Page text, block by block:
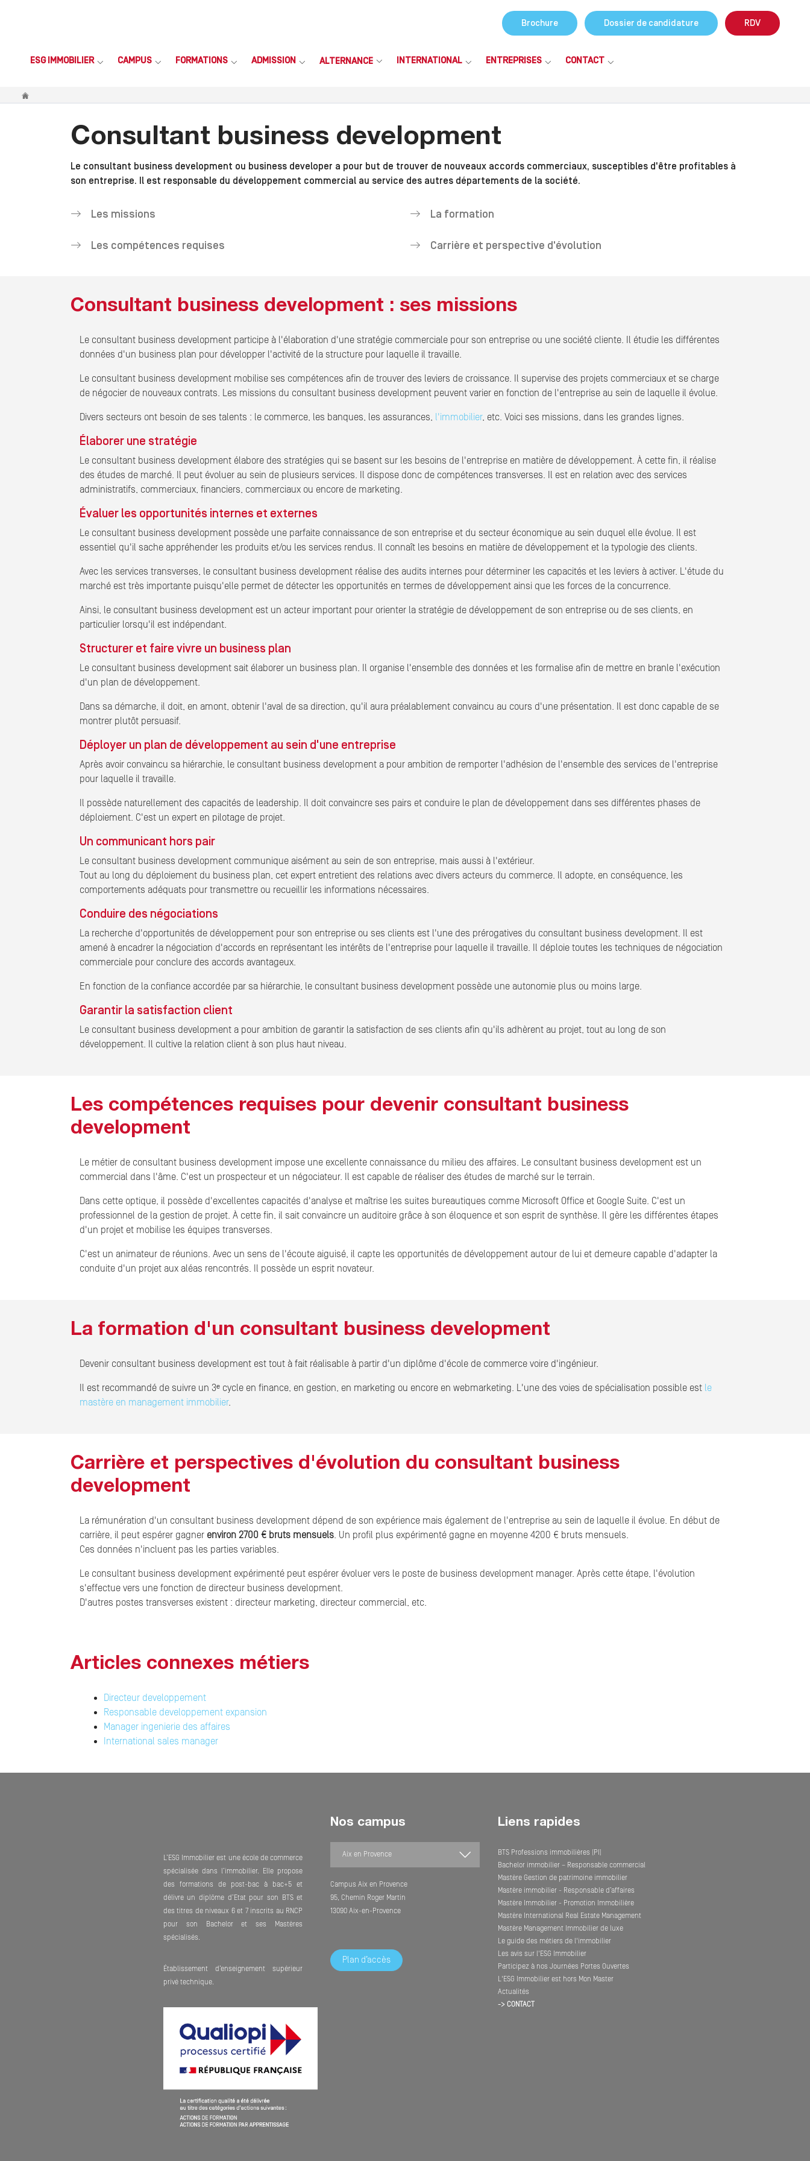
Brochure Dossier de candidature RDV
ESG IMMOBILIER CAMPUS FORMATIONS ADMISSION ALTERNANCE INTERNATIONAL ENTREPRISES CONTACT
Vous êtes ici
Consultant business development
Le consultant business development ou business developer a pour but de trouver de nouveaux accords commerciaux, susceptibles d'être profitables à
son entreprise. Il est responsable du développement commercial au service des autres départements de la société.
Les missions
Les compétences requises
La formation
Carrière et perspective d'évolution
Consultant business development : ses missions
Le consultant business development participe à l'élaboration d'une stratégie commerciale pour son entreprise ou une société cliente. Il étudie les différentes
données d'un business plan pour développer l'activité de la structure pour laquelle il travaille.
Le consultant business development mobilise ses compétences afin de trouver des leviers de croissance. Il supervise des projets commerciaux et se charge
de négocier de nouveaux contrats. Les missions du consultant business development peuvent varier en fonction de l'entreprise au sein de laquelle il évolue.
Divers secteurs ont besoin de ses talents : le commerce, les banques, les assurances, l'immobilier, etc. Voici ses missions, dans les grandes lignes.
Élaborer une stratégie
Le consultant business development élabore des stratégies qui se basent sur les besoins de l'entreprise en matière de développement. À cette fin, il réalise
des études de marché. Il peut évoluer au sein de plusieurs services. Il dispose donc de compétences transverses. Il est en relation avec des services
administratifs, commerciaux, financiers, commerciaux ou encore de marketing.
Évaluer les opportunités internes et externes
Le consultant business development possède une parfaite connaissance de son entreprise et du secteur économique au sein duquel elle évolue. Il est
essentiel qu'il sache appréhender les produits et/ou les services rendus. Il connaît les besoins en matière de développement et la typologie des clients.
Avec les services transverses, le consultant business development réalise des audits internes pour déterminer les capacités et les leviers à activer. L'étude du
marché est très importante puisqu'elle permet de détecter les opportunités en termes de développement ainsi que les forces de la concurrence.
Ainsi, le consultant business development est un acteur important pour orienter la stratégie de développement de son entreprise ou de ses clients, en
particulier lorsqu'il est indépendant.
Structurer et faire vivre un business plan
Le consultant business development sait élaborer un business plan. Il organise l'ensemble des données et les formalise afin de mettre en branle l'exécution
d'un plan de développement.
Dans sa démarche, il doit, en amont, obtenir l'aval de sa direction, qu'il aura préalablement convaincu au cours d'une présentation. Il est donc capable de se
montrer plutôt persuasif.
Déployer un plan de développement au sein d'une entreprise
Après avoir convaincu sa hiérarchie, le consultant business development a pour ambition de remporter l'adhésion de l'ensemble des services de l'entreprise
pour laquelle il travaille.
Il possède naturellement des capacités de leadership. Il doit convaincre ses pairs et conduire le plan de développement dans ses différentes phases de
déploiement. C'est un expert en pilotage de projet.
Un communicant hors pair
Le consultant business development communique aisément au sein de son entreprise, mais aussi à l'extérieur.
Tout au long du déploiement du business plan, cet expert entretient des relations avec divers acteurs du commerce. Il adopte, en conséquence, les
comportements adéquats pour transmettre ou recueillir les informations nécessaires.
Conduire des négociations
La recherche d'opportunités de développement pour son entreprise ou ses clients est l'une des prérogatives du consultant business development. Il est
amené à encadrer la négociation d'accords en représentant les intérêts de l'entreprise pour laquelle il travaille. Il déploie toutes les techniques de négociation
commerciale pour conclure des accords avantageux.
En fonction de la confiance accordée par sa hiérarchie, le consultant business development possède une autonomie plus ou moins large.
Garantir la satisfaction client
Le consultant business development a pour ambition de garantir la satisfaction de ses clients afin qu'ils adhèrent au projet, tout au long de son
développement. Il cultive la relation client à son plus haut niveau.
Les compétences requises pour devenir consultant business
development
Le métier de consultant business development impose une excellente connaissance du milieu des affaires. Le consultant business development est un
commercial dans l'âme. C'est un prospecteur et un négociateur. Il est capable de réaliser des études de marché sur le terrain.
Dans cette optique, il possède d'excellentes capacités d'analyse et maîtrise les suites bureautiques comme Microsoft Office et Google Suite. C'est un
professionnel de la gestion de projet. À cette fin, il sait convaincre un auditoire grâce à son éloquence et son esprit de synthèse. Il gère les différentes étapes
d'un projet et mobilise les équipes transverses.
C'est un animateur de réunions. Avec un sens de l'écoute aiguisé, il capte les opportunités de développement autour de lui et demeure capable d'adapter la
conduite d'un projet aux aléas rencontrés. Il possède un esprit novateur.
La formation d'un consultant business development
Devenir consultant business development est tout à fait réalisable à partir d'un diplôme d'école de commerce voire d'ingénieur.
Il est recommandé de suivre un 3ᵉ cycle en finance, en gestion, en marketing ou encore en webmarketing. L'une des voies de spécialisation possible est le
mastère en management immobilier.
Carrière et perspectives d'évolution du consultant business
development
La rémunération d'un consultant business development dépend de son expérience mais également de l'entreprise au sein de laquelle il évolue. En début de
carrière, il peut espérer gagner environ 2700 € bruts mensuels. Un profil plus expérimenté gagne en moyenne 4200 € bruts mensuels.
Ces données n'incluent pas les parties variables.
Le consultant business development expérimenté peut espérer évoluer vers le poste de business development manager. Après cette étape, l'évolution
s'effectue vers une fonction de directeur business development.
D'autres postes transverses existent : directeur marketing, directeur commercial, etc.
Articles connexes métiers
Directeur developpement
Responsable developpement expansion
Manager ingenierie des affaires
International sales manager
L’ESG Immobilier est une école de commerce
spécialisée dans l’immobilier. Elle propose
des formations de post-bac à bac+5 et
délivre un diplôme d’Etat pour son BTS et
des titres de niveaux 6 et 7 inscrits au RNCP
pour son Bachelor et ses Mastères
spécialisés.
Établissement d’enseignement supérieur
privé technique.
Nos campus
Campus Aix en Provence
95, Chemin Roger Martin
13090 Aix-en-Provence
Plan d’accès
Liens rapides
BTS Professions immobilières (PI)
Bachelor immobilier – Responsable commercial
Mastère Gestion de patrimoine immobilier
Mastère immobilier - Responsable d’affaires
Mastère Immobilier - Promotion Immobilière
Mastère International Real Estate Management
Mastère Management Immobilier de luxe
Le guide des métiers de l'immobilier
Les avis sur l'ESG Immobilier
Participez à nos Journées Portes Ouvertes
L'ESG Immobilier est hors Mon Master
Actualités
-> CONTACT